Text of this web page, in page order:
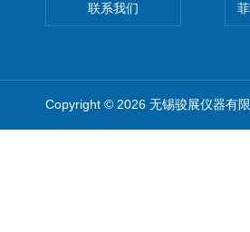
联系我们
Copyright © 2026 无锡骏展仪器有